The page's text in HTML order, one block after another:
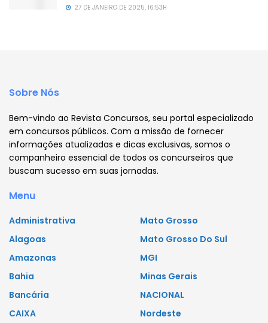
27 DE JANEIRO DE 2025, 16:53H
Sobre Nós
Bem-vindo ao Revista Concursos, seu portal especializado
em concursos públicos. Com a missão de fornecer
informações atualizadas e dicas exclusivas, somos o
companheiro essencial de todos os concurseiros que
buscam sucesso em suas jornadas.
Menu
Administrativa
Alagoas
Amazonas
Bahia
Bancária
CAIXA
Mato Grosso
Mato Grosso Do Sul
MGI
Minas Gerais
NACIONAL
Nordeste